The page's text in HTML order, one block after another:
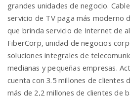
grandes unidades de negocio.
servicio de TV paga más moderno
que brinda servicio de Internet de
FiberCorp, unidad de negocios
soluciones integrales de
medianas y pequeñas empresas.
cuenta con 3.5 millones de clientes
más de 2,2 millones de clientes de